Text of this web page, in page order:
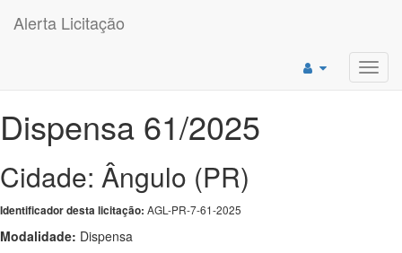
Alerta Licitação
Dispensa 61/2025
Cidade: Ângulo (PR)
Identificador desta licitação: AGL-PR-7-61-2025
Modalidade: Dispensa